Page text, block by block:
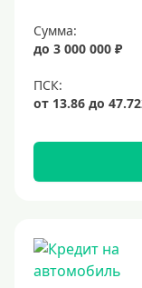
Сумма:
до 3 000 000 ₽